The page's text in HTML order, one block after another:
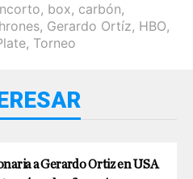
, box, carbón,
, Gerardo Ortíz, HBO,
, Torneo
a Gerardo Ortiz en USA